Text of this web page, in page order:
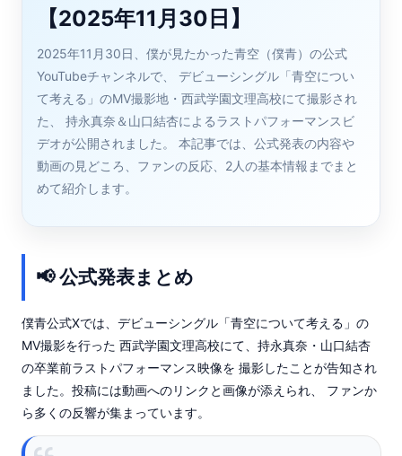
【2025年11月30日】
2025年11月30日、僕が見たかった青空（僕青）の公式
YouTubeチャンネルで、 デビューシングル「青空につい
て考える」のMV撮影地・西武学園文理高校にて撮影され
た、 持永真奈＆山口結杏によるラストパフォーマンスビ
デオが公開されました。 本記事では、公式発表の内容や
動画の見どころ、ファンの反応、2人の基本情報までまと
めて紹介します。
📢 公式発表まとめ
僕青公式Xでは、デビューシングル「青空について考える」の
MV撮影を行った 西武学園文理高校にて、持永真奈・山口結杏
の卒業前ラストパフォーマンス映像を 撮影したことが告知され
ました。投稿には動画へのリンクと画像が添えられ、 ファンか
ら多くの反響が集まっています。